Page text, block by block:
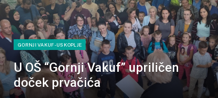
GORNJI VAKUF-USKOPLJE
U OŠ “Gornji Vakuf” upriličen
doček prvačića